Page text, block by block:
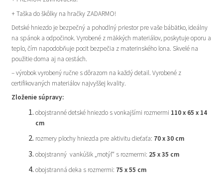
+ Taška do škôlky na hračky ZADARMO!
Detské hniezdo je bezpečný a pohodlný priestor pre vaše bábätko, ideálny
na spánok a odpočinok. Vyrobené z mäkkých materiálov, poskytuje oporu a
teplo, čím napodobňuje pocit bezpečia z materinského lona. Skvelé na
použitie doma aj na cestách.
– výrobok vyrobený ručne s dôrazom na každý detail. Vyrobené z
certifikovaných materiálov najvyššej kvality.
Zloženie súpravy:
obojstranné detské hniezdo s vonkajšími rozmermi 110 x 65 x 14
cm
rozmery plochy hniezda pre aktivitu dieťaťa: 70 x 30 cm
obojstranný vankúšik „motýľ“ s rozmermi: 25 x 35 cm
obojstranná deka s rozmermi: 75 x 55 cm